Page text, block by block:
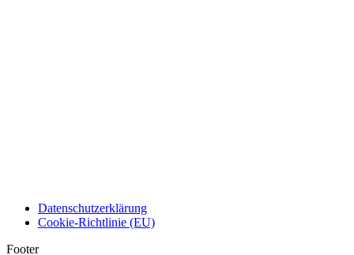
Datenschutzerklärung
Cookie-Richtlinie (EU)
Footer